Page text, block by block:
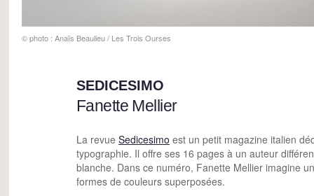
© photo : Anaïs Beaulieu / Les Trois Ourses
SEDICESIMO
Fanette Mellier
La revue Sedicesimo est un petit magazine italien
typographie. Il offre ses 16 pages à un auteur
blanche. Dans ce numéro, Fanette Mellier imagine
formes de couleurs superposées.